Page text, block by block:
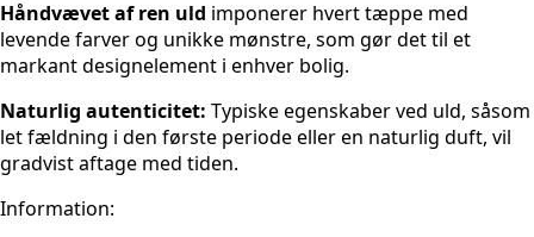
Håndvævet af ren uld imponerer hvert tæppe med
levende farver og unikke mønstre, som gør det til et
markant designelement i enhver bolig.
Naturlig autenticitet: Typiske egenskaber ved uld, såsom
let fældning i den første periode eller en naturlig duft, vil
gradvist aftage med tiden.
Information: